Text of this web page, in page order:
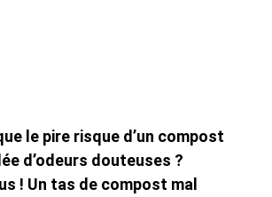
le pire risque d’un compost
d’odeurs douteuses ?
! Un tas de compost mal